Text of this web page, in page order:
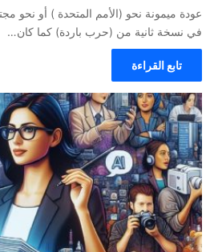
عودة ميمونة نحو (الأمم المتحدة ) أو نحو
في نسخة ثانية من (حرب باردة) كما كان…
تابع القراءة